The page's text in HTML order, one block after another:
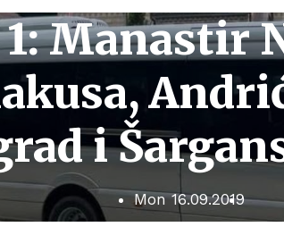
1: Manastir
i
Mon 16.09.2019